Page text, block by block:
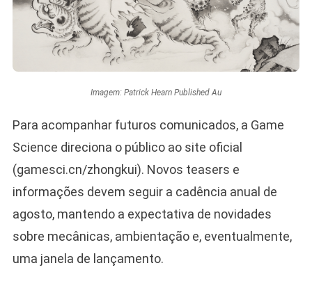
Imagem: Patrick Hearn Published Au
Para acompanhar futuros comunicados, a Game
Science direciona o público ao site oficial
(gamesci.cn/zhongkui). Novos teasers e
informações devem seguir a cadência anual de
agosto, mantendo a expectativa de novidades
sobre mecânicas, ambientação e, eventualmente,
uma janela de lançamento.